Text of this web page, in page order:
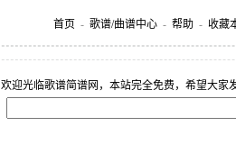
首页 - 歌谱/曲谱中心 - 帮助 - 收藏
欢迎光临歌谱简谱网，本站完全免费，希望大家